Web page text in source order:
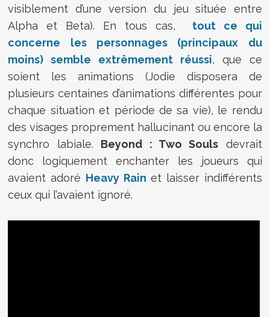
visiblement d’une version du jeu située entre
Alpha et Beta). En tous cas, tout ce qui
concerne les personnages (principaux du
moins) semble extrêmement réussi, que ce
soient les animations (Jodie disposera de
plusieurs centaines d’animations différentes pour
chaque situation et période de sa vie), le rendu
des visages proprement hallucinant ou encore la
synchro labiale. Beyond : Two Souls devrait
donc logiquement enchanter les joueurs qui
avaient adoré Heavy Rain et laisser indifférents
ceux qui l’avaient ignoré.